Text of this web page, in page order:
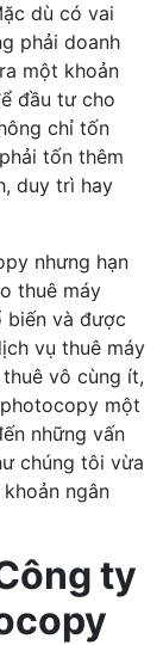
dù có vai
phải doanh
một khoản
đầu tư cho
chỉ tốn
tốn thêm
duy trì hay
nhưng hạn
thuê máy
biến và được
vụ thuê máy
vô cùng ít,
một
những vấn
chúng tôi vừa
ngân
ty